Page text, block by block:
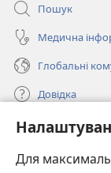
Для
Пошук
Медична
Глобальні
Довідка
Пожертви
(відкривається
у